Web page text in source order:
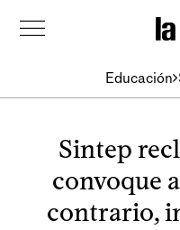
Educación
Sintep
convoque
contrario,